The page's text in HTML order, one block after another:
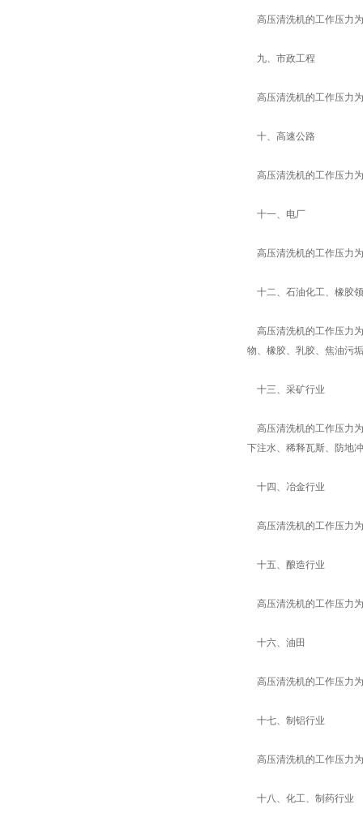
高压清洗机的工作压力
九、市政工程
高压清洗机的工作压力
十、高速公路
高压清洗机的工作压力
十一、电厂
高压清洗机的工作压力
十二、石油化工、橡胶
高压清洗机的工作压力
物、橡胶、乳胶、焦油污
十三、采矿行业
高压清洗机的工作压力
下注水、稀释瓦斯、防地
十四、冶金行业
高压清洗机的工作压力
十五、酿造行业
高压清洗机的工作压力
十六、油田
高压清洗机的工作压力
十七、制铝行业
高压清洗机的工作压力
十八、化工、制药行业